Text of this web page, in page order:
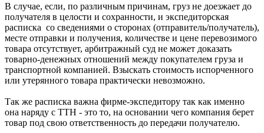
В случае, если, по различным причинам, груз не доезжает до
получателя в целости и сохранности, и экспедиторская
расписка со сведениями о сторонах (отправитель/получатель),
месте отправки и получения, количестве и цене перевозимого
товара отсутствует, арбитражный суд не может доказать
товарно-денежных отношений между покупателем груза и
транспортной компанией. Взыскать стоимость испорченного
или утерянного товара практически невозможно.
Так же расписка важна фирме-экспедитору так как именно
она наряду с ТТН - это то, на основании чего компания берет
товар под свою ответственность до передачи получателю.